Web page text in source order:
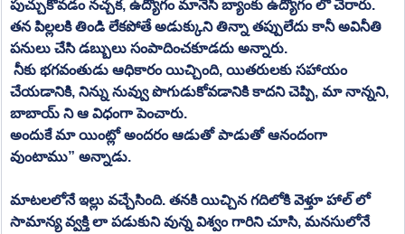
పుచ్చుకోవడం నచ్చక, ఉద్యోగం మానేసి బ్యాంకు ఉద్యోగం లో చేరారు.
తన పిల్లలకి తిండి లేకపోతే అడుక్కుని తిన్నా తప్పులేదు కానీ అవినీతి
పనులు చేసి డబ్బులు సంపాదించకూడదు అన్నారు.
చేయడానికి, నిన్ను నువ్వు పొగుడుకోవడానికి కాదని చెప్పి, మా నాన్నని,
బాబాయ్ ని ఆ విధంగా పెంచారు.
అందుకే మా యింట్లో అందరం ఆడుతో పాడుతో ఆనందంగా
వుంటాము” అన్నాడు.
మాటలలోనే ఇల్లు వచ్చేసింది. తనకి యిచ్చిన గదిలోకి వెళ్తూ హాల్ లో
సామాన్య వ్వక్తి లా పడుకుని వున్న విశ్వం గారిని చూసి, మనసులోనే